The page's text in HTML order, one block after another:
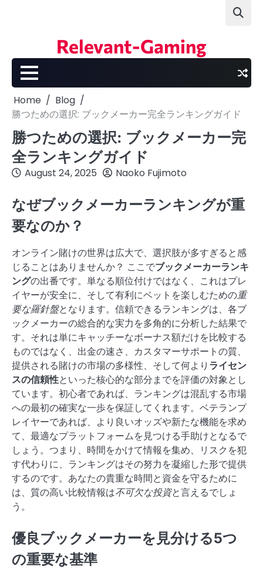
Relevant-Gaming
Home
Blog
勝つための選択: ブックメーカー完全ランキングガイド
勝つための選択: ブックメーカー完
全ランキングガイド
August 24, 2025 Naoko Fujimoto
なぜブックメーカーランキングが重
要なのか？
オンライン賭けの世界は広大で、選択肢が多すぎると感
じることはありませんか？ ここでブックメーカーランキ
ングの出番です。単なる順位付けではなく、これはプレ
イヤーが安全に、そして有利にベットを楽しむための重
要な羅針盤となります。信頼できるランキングは、各ブ
ックメーカーの総合的な実力を多角的に分析した結果で
す。それは単にキャッチーなボーナス額だけを比較する
ものではなく、出金の速さ、カスタマーサポートの質、
提供される賭けの市場の多様性、そして何より ライセン
スの信頼性といった核心的な部分までを評価の対象とし
ています。初心者であれば、ランキングは混乱する市場
への最初の確実な一歩を保証してくれます。ベテランプ
レイヤーであれば、より良いオッズや新たな機能を求め
て、最適なプラットフォームを見つける手助けとなるで
しょう。つまり、時間をかけて情報を集め、リスクを犯
す代わりに、ランキングはその努力を凝縮した形で提供
するのです。あなたの貴重な時間と資金を守るために
は、質の高い比較情報は不可欠な投資と言えるでしょ
う。
優良ブックメーカーを見分ける5つ
の重要な基準